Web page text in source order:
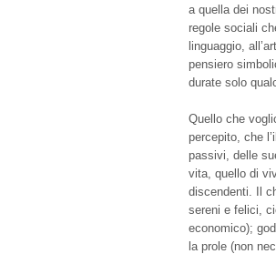
a quella dei
regole sociali
linguaggio,
pensiero
durate solo
Quello che
percepito, che
passivi, delle
vita, quello di
discendenti. Il
sereni e felici,
economico);
la prole (non